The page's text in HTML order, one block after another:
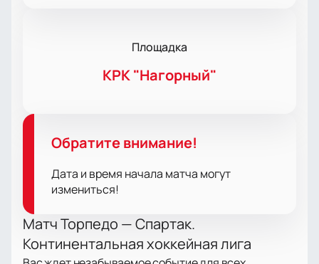
Площадка
КРК "Нагорный"
Обратите внимание!
Дата и время начала матча могут
измениться!
Матч Торпедо — Спартак.
Континентальная хоккейная лига